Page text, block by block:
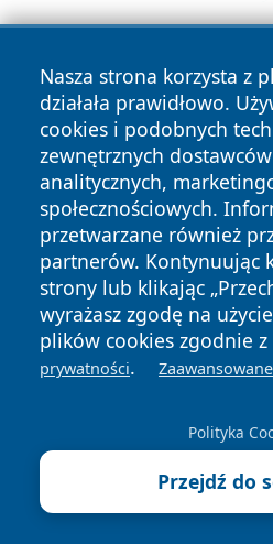
Nasza strona korzysta z
działała prawidłowo.
cookies i podobnych
zewnętrznych
analitycznych,
społecznościowych.
przetwarzane również
partnerów. Kontynuując
strony lub klikając
wyrażasz zgodę na
plików cookies zgodnie z
prywatności.
Polityka
Przejdź do
Copyright © 2026 24slupsk.pl
News Autorzy
Polityka